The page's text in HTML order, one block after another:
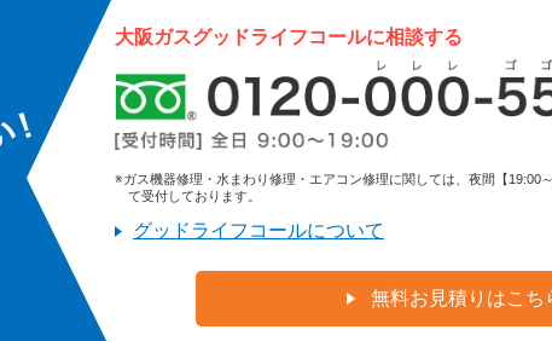
大阪ガスグッドライフコールに相談する
※ガス機器修理・水まわり修理・エアコン修理に関しては、夜間【19:00
て受付しております。
グッドライフコールについて
無料お見積りはこち